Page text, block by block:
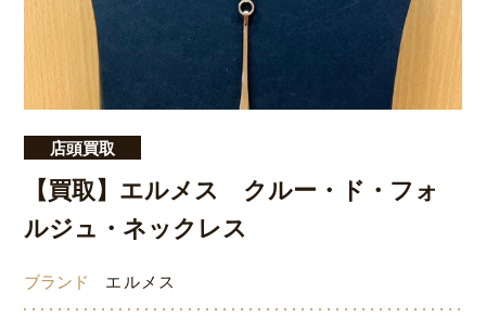
店頭買取
【買取】エルメス クルー・ド・フォ
ルジュ・ネックレス
ブランド エルメス